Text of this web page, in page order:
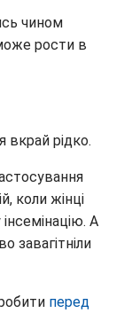
чином
рости в
вкрай рідко.
коли жінці
А
завагітніли
перед